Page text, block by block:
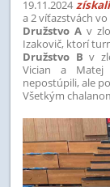
19.11.2024
a 2 víťazstvách
Družstvo Av
Izakovič, ktorí
Družstvo B v
Vician a Matej
nepostúpili, ale
Všetkým